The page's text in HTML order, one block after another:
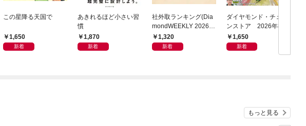
この星降る天国で
1,650
新着
あきれるほど小さい習
慣
1,870
新着
社外取ランキング(Dia
mondWEEKLY 2026年
8/8・15合併号)
1,320
新着
ダイヤモンド・チェー
ンストア 2026年8月
1日・15日号
1,650
新着
もっと見る